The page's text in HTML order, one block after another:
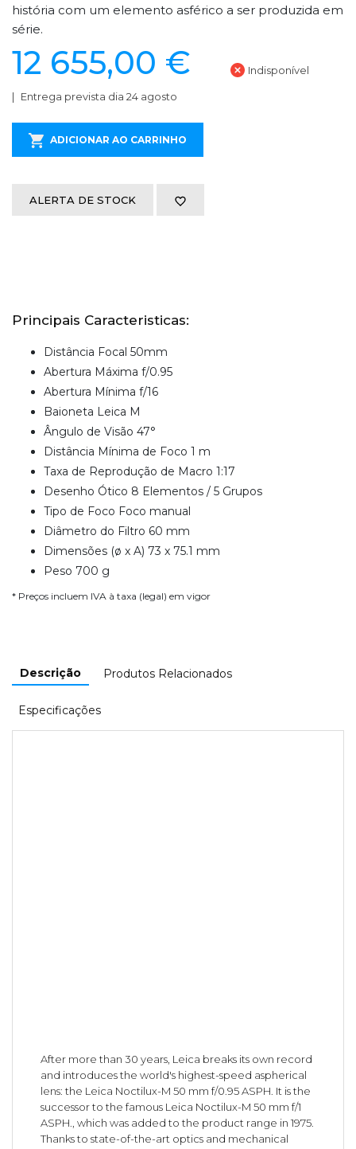
história com um elemento asférico a ser produzida em
série.
12 655,00 € Indisponível
Entrega prevista dia 24 agosto
ADICIONAR AO CARRINHO
ALERTA DE STOCK
Principais Caracteristicas:
Distância Focal 50mm
Abertura Máxima f/0.95
Abertura Mínima f/16
Baioneta Leica M
Ângulo de Visão 47°
Distância Mínima de Foco 1 m
Taxa de Reprodução de Macro 1:17
Desenho Ótico 8 Elementos / 5 Grupos
Tipo de Foco Foco manual
Diâmetro do Filtro 60 mm
Dimensões (ø x A) 73 x 75.1 mm
Peso 700 g
* Preços incluem IVA à taxa (legal) em vigor
Descrição Produtos Relacionados
Especificações
After more than 30 years, Leica breaks its own record
and introduces the world's highest-speed aspherical
lens: the Leica Noctilux-M 50 mm f/0.95 ASPH. It is the
successor to the famous Leica Noctilux-M 50 mm f/1
ASPH., which was added to the product range in 1975.
Thanks to state-of-the-art optics and mechanical